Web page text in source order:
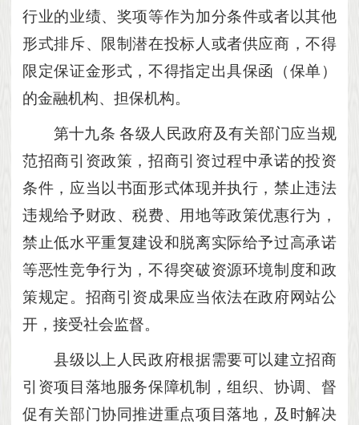
行业的业绩、奖项等作为加分条件或者以其他
形式排斥、限制潜在投标人或者供应商，不得
限定保证金形式，不得指定出具保函（保单）
的金融机构、担保机构。
第十九条 各级人民政府及有关部门应当规
范招商引资政策，招商引资过程中承诺的投资
条件，应当以书面形式体现并执行，禁止违法
违规给予财政、税费、用地等政策优惠行为，
禁止低水平重复建设和脱离实际给予过高承诺
等恶性竞争行为，不得突破资源环境制度和政
策规定。招商引资成果应当依法在政府网站公
开，接受社会监督。
县级以上人民政府根据需要可以建立招商
引资项目落地服务保障机制，组织、协调、督
促有关部门协同推进重点项目落地，及时解决